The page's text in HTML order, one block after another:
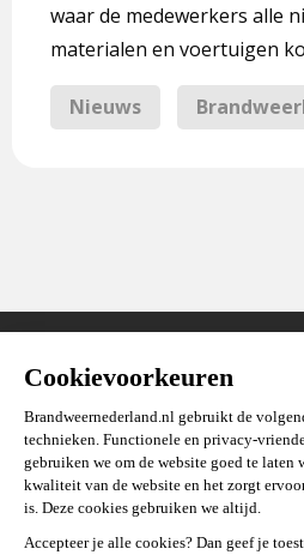
waar de medewerkers alle
materialen en voertuigen
Nieuws
Stel je vraag